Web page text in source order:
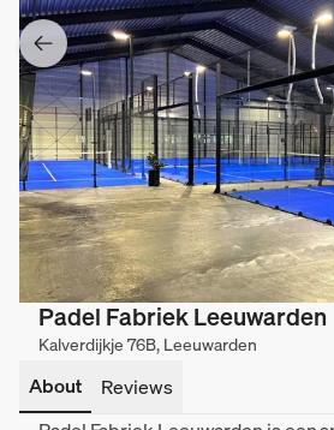
Padel Fabriek Leeuwarden
Kalverdijkje 76B, Leeuwarden
About
Reviews